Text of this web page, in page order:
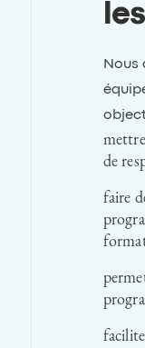
Nous
de
faire